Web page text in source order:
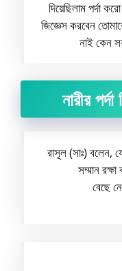
দিয়েছিলাম পর্দা
জিজ্ঞেস করবেন
নাই কেন
নারীর
রাসূল (সাঃ) বলেন,
সম্মান
বেছে